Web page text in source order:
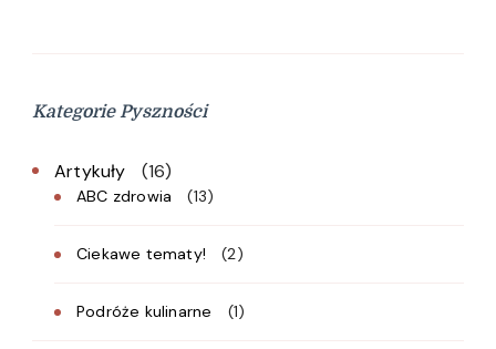
Kategorie Pyszności
Artykuły (16)
ABC zdrowia (13)
Ciekawe tematy! (2)
Podróże kulinarne (1)